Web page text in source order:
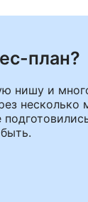
план?
нишу и